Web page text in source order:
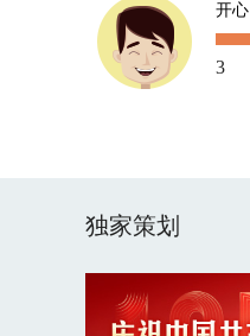
开心
3
独家策划